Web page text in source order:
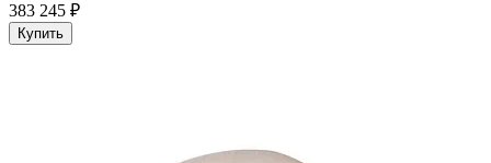
383 245 ₽
Купить